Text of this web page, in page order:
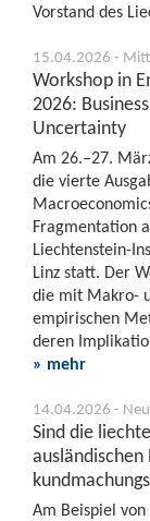
Vorstand des
15.04.2026 -
Workshop in
2026:
Uncertainty
Am 26.–27.
die vierte
Fragmentation
Liechtenstein-
Linz statt. Der
die mit Makro-
empirischen
deren
» mehr
14.04.2026 -
Sind die
Am Beispiel